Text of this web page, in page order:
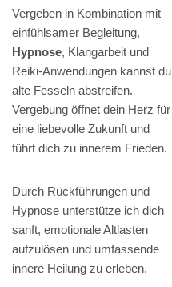
Vergeben in Kombination mit
einfühlsamer Begleitung,
Hypnose, Klangarbeit und
Reiki-Anwendungen kannst du
alte Fesseln abstreifen.
Vergebung öffnet dein Herz für
eine liebevolle Zukunft und
führt dich zu innerem Frieden.
Durch Rückführungen und
Hypnose unterstütze ich dich
sanft, emotionale Altlasten
aufzulösen und umfassende
innere Heilung zu erleben.